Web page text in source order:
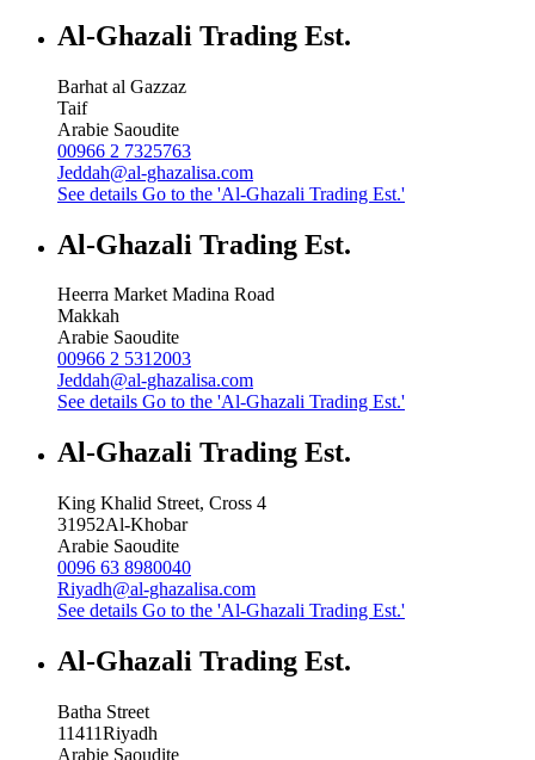
Al-Ghazali Trading Est.
Barhat al Gazzaz
Taif
Arabie Saoudite
00966 2 7325763
Jeddah@al-ghazalisa.com
See details Go to the 'Al-Ghazali Trading Est.'
Al-Ghazali Trading Est.
Heerra Market Madina Road
Makkah
Arabie Saoudite
00966 2 5312003
Jeddah@al-ghazalisa.com
See details Go to the 'Al-Ghazali Trading Est.'
Al-Ghazali Trading Est.
King Khalid Street, Cross 4
31952Al-Khobar
Arabie Saoudite
0096 63 8980040
Riyadh@al-ghazalisa.com
See details Go to the 'Al-Ghazali Trading Est.'
Al-Ghazali Trading Est.
Batha Street
11411Riyadh
Arabie Saoudite